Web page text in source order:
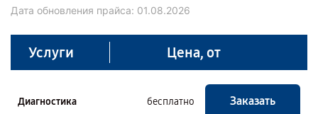
Дата обновления прайса: 01.08.2026
Услуги Цена, от
Диагностика бесплатно Заказать